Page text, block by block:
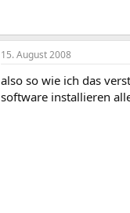
15. August 2008
also so wie ich das
software installieren